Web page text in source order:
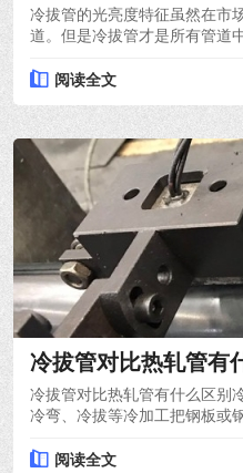
冷拔管的光亮度特征虽然在市
道。但是冷拔管才是所有管道
阅读全文
冷拔管对比热轧管有
冷拔管对比热轧管有什么区别
冷弯、冷拔等冷加工把钢板或
阅读全文